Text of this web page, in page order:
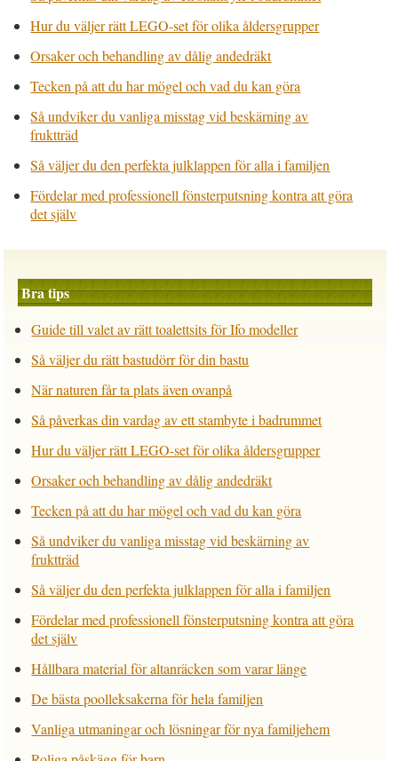
Hur du väljer rätt LEGO-set för olika åldersgrupper
Orsaker och behandling av dålig andedräkt
Tecken på att du har mögel och vad du kan göra
Så undviker du vanliga misstag vid beskärning av
fruktträd
Så väljer du den perfekta julklappen för alla i familjen
Fördelar med professionell fönsterputsning kontra att göra
det själv
Bra tips
Guide till valet av rätt toalettsits för Ifo modeller
Så väljer du rätt bastudörr för din bastu
När naturen får ta plats även ovanpå
Så påverkas din vardag av ett stambyte i badrummet
Hur du väljer rätt LEGO-set för olika åldersgrupper
Orsaker och behandling av dålig andedräkt
Tecken på att du har mögel och vad du kan göra
Så undviker du vanliga misstag vid beskärning av
fruktträd
Så väljer du den perfekta julklappen för alla i familjen
Fördelar med professionell fönsterputsning kontra att göra
det själv
Hållbara material för altanräcken som varar länge
De bästa poolleksakerna för hela familjen
Vanliga utmaningar och lösningar för nya familjehem